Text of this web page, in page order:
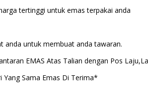
tertinggi untuk emas terpakai anda
anda untuk membuat anda tawaran.
EMAS Atas Talian dengan Pos
Sama Emas Di Terima*